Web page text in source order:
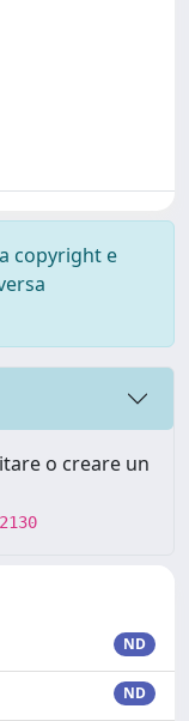
copyright e
o creare un
ND
ND